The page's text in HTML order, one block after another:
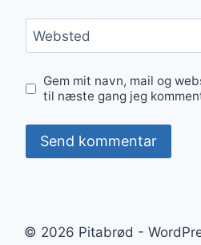
Websted
Gem mit navn, mail og
til næste gang jeg
© 2026 Pitabrød -